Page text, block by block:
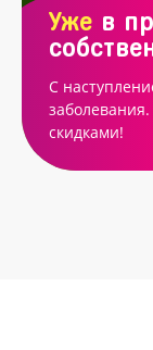
Уже в
С
скидками!